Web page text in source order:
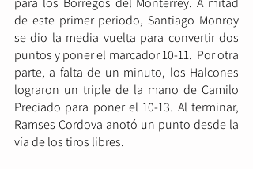
de este primer periodo, Santiago Monroy
se dio la media vuelta para convertir dos
puntos y poner el marcador 10-11.  Por otra
parte, a falta de un minuto, los Halcones
lograron un triple de la mano de Camilo
Preciado para poner el 10-13. Al terminar,
Ramses Cordova anotó un punto desde la
vía de los tiros libres.